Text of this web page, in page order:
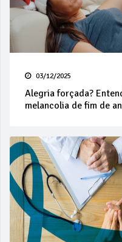
03/12/2025
Alegria forçada?
melancolia de fim de